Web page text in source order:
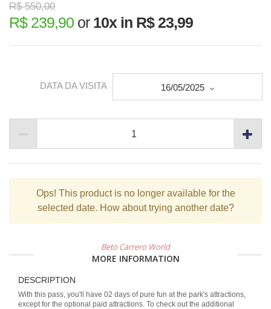
R$ 550,00
R$ 239,90 or 10x in R$ 23,99
DATA DA VISITA 16/05/2025
Ops! This product is no longer available for the
selected date. How about trying another date?
Beto Carrero World
MORE INFORMATION
DESCRIPTION
With this pass, you'll have 02 days of pure fun at the park's attractions,
except for the optional paid attractions. To check out the additional